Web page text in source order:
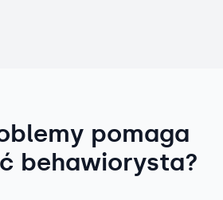
pomaga
behawiorysta?